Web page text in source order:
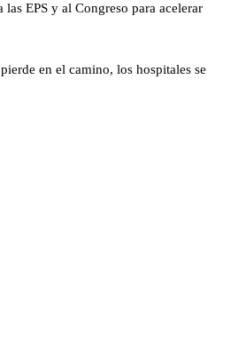
las EPS y al Congreso para acelerar
en el camino, los hospitales se